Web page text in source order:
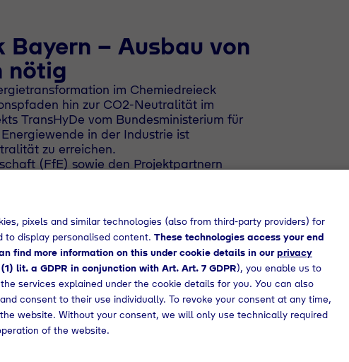
– Ausbau von
nötig
im Chemiedreieck
hin zur CO2-Neutralität im
TransHyDe vom Bundesministerium für
in der Industrie ist
zu erreichen.
(FfE) sowie den Projektpartnern
die Tyczka Hydrogen GmbH das
(„Strom-“ und „Wasserstoffpfad“)
Projekt zeigt mit den beiden
derer die Transformation der
unterschiedlicher
zeigt: Die Transformation ist machbar
Tatsache, dass mit beiden Pfaden die
geht in die richtige Richtung, so lange
pixels and similar technologies (also from third-party providers) for
to display personalised content. These technologies access your end
find more information on this under cookie details in ourprivacy
lit. a GDPR in conjunction with Art. Art. 7 GDPR), you enable us to
services explained under the cookie details for you. You can also
consent to their use individually. To revoke your consent at any time,
website. Without your consent, we will only use technically required
of the website.